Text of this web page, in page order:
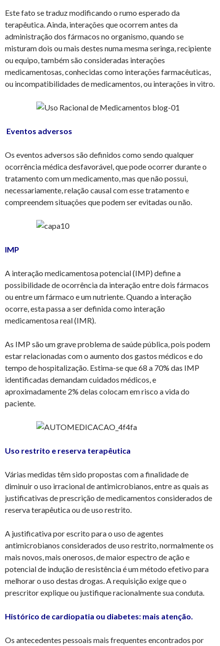
Este fato se traduz modificando o rumo esperado da
terapêutica. Ainda, interações que ocorrem antes da
administração dos fármacos no organismo, quando se
misturam dois ou mais destes numa mesma seringa, recipiente
ou equipo, também são consideradas interações
medicamentosas, conhecidas como interações farmacêuticas,
ou incompatibilidades de medicamentos, ou interações in vitro.
Eventos adversos
Os eventos adversos são definidos como sendo qualquer
ocorrência médica desfavorável, que pode ocorrer durante o
tratamento com um medicamento, mas que não possui,
necessariamente, relação causal com esse tratamento e
compreendem situações que podem ser evitadas ou não.
IMP
A interação medicamentosa potencial (IMP) define a
possibilidade de ocorrência da interação entre dois fármacos
ou entre um fármaco e um nutriente. Quando a interação
ocorre, esta passa a ser definida como interação
medicamentosa real (IMR).
As IMP são um grave problema de saúde pública, pois podem
estar relacionadas com o aumento dos gastos médicos e do
tempo de hospitalização. Estima-se que 68 a 70% das IMP
identificadas demandam cuidados médicos, e
aproximadamente 2% delas colocam em risco a vida do
paciente.
Uso restrito e reserva terapêutica
Várias medidas têm sido propostas com a finalidade de
diminuir o uso irracional de antimicrobianos, entre as quais as
justificativas de prescrição de medicamentos considerados de
reserva terapêutica ou de uso restrito.
A justificativa por escrito para o uso de agentes
antimicrobianos considerados de uso restrito, normalmente os
mais novos, mais onerosos, de maior espectro de ação e
potencial de indução de resistência é um método efetivo para
melhorar o uso destas drogas. A requisição exige que o
prescritor explique ou justifique racionalmente sua conduta.
Histórico de cardiopatia ou diabetes: mais atenção.
Os antecedentes pessoais mais frequentes encontrados por